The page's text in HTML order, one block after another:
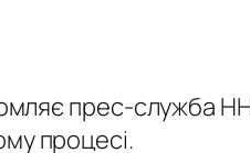
прес-служба
процесі.